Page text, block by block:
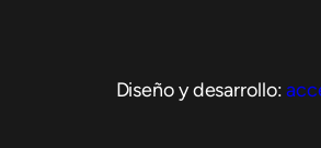
Diseño y desarrollo: